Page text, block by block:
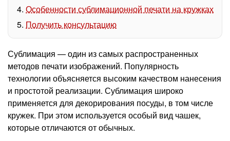
Особенности сублимационной печати на кружках
Получить консультацию
Сублимация — один из самых распространенных
методов печати изображений. Популярность
технологии объясняется высоким качеством нанесения
и простотой реализации. Сублимация широко
применяется для декорирования посуды, в том числе
кружек. При этом используется особый вид чашек,
которые отличаются от обычных.